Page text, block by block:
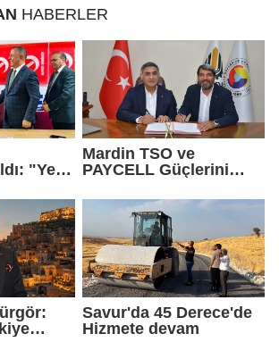
HABERLER
"Yeni
Mardin TSO ve
PAYCELL Güçlerini
Savur'da 45 Derece'de
Hizmete devam